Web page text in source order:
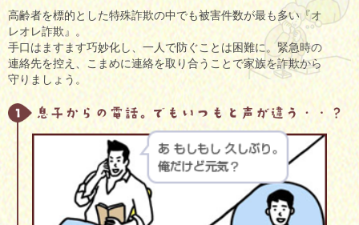
高齢者を標的とした特殊詐欺の中でも被害件数が最も多い『オ
レオレ詐欺』。
手口はますます巧妙化し、一人で防ぐことは困難に。緊急時の
連絡先を控え、こまめに連絡を取り合うことで家族を詐欺から
守りましょう。